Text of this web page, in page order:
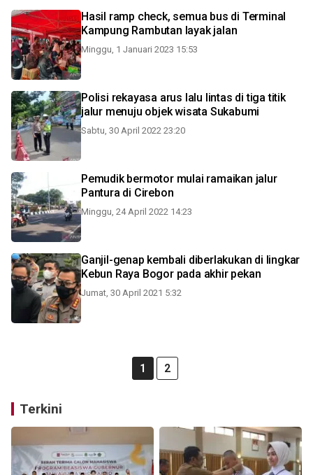
Hasil ramp check, semua bus di Terminal
Kampung Rambutan layak jalan
Minggu, 1 Januari 2023 15:53
Polisi rekayasa arus lalu lintas di tiga titik
jalur menuju objek wisata Sukabumi
Sabtu, 30 April 2022 23:20
Pemudik bermotor mulai ramaikan jalur
Pantura di Cirebon
Minggu, 24 April 2022 14:23
Ganjil-genap kembali diberlakukan di lingkar
Kebun Raya Bogor pada akhir pekan
Jumat, 30 April 2021 5:32
1 2
Terkini